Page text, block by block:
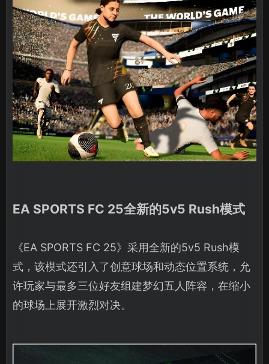
EA SPORTS FC 25全新的5v5 Rush模式
《EA SPORTS FC 25》采用全新的5v5 Rush模
式，该模式还引入了创意球场和动态位置系统，允
许玩家与最多三位好友组建梦幻五人阵容，在缩小
的球场上展开激烈对决。